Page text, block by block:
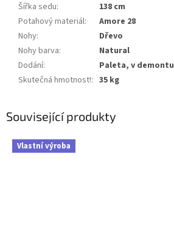
Šířka sedu:
138 cm
Potahový materiál:
Amore 28
Nohy:
Dřevo
Nohy barva:
Natural
Dodání:
Paleta, v demontu
Skutečná hmotnost!: 35 kg
Související produkty
Vlastní výroba